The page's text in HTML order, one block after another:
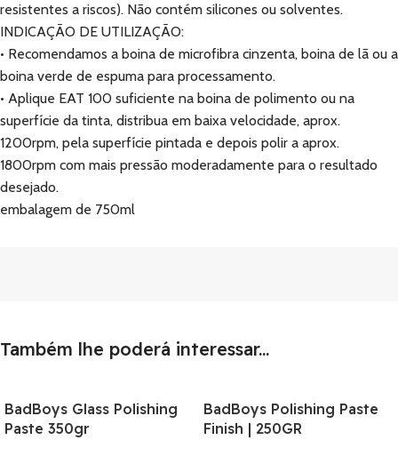
resistentes a riscos). Não contém silicones ou solventes.
INDICAÇÃO DE UTILIZAÇÃO:
• Recomendamos a boina de microfibra cinzenta, boina de lã ou a
boina verde de espuma para processamento.
• Aplique EAT 100 suficiente na boina de polimento ou na
superfície da tinta, distribua em baixa velocidade, aprox.
1200rpm, pela superfície pintada e depois polir a aprox.
1800rpm com mais pressão moderadamente para o resultado
desejado.
embalagem de 750ml
Também lhe poderá interessar...
BadBoys Glass Polishing
Paste 350gr
BadBoys Polishing Paste
Finish | 250GR